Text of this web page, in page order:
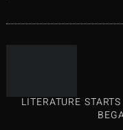
LITERATURE